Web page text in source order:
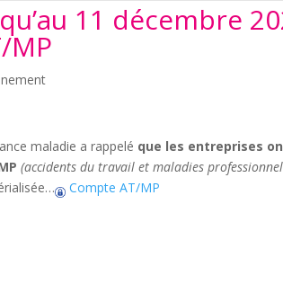
11 décembre
MP
maladie a rappelé que les entreprises
(accidents du travail et maladies
Compte AT/MP